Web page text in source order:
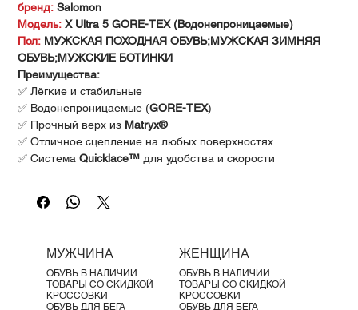
бренд: Salomon
Модель:X Ultra 5 GORE-TEX (Водонепроницаемые)
Пол: МУЖСКАЯ ПОХОДНАЯ ОБУВЬ;МУЖСКАЯ ЗИМНЯЯ
ОБУВЬ;МУЖСКИЕ БОТИНКИ
Преимущества:
✅ Лёгкие и стабильные
✅ Водонепроницаемые (GORE-TEX)
✅ Прочный верх из Matryx®
✅ Отличное сцепление на любых поверхностях
✅ СистемаQuicklace™ для удобства и скорости
кроссовки, придающие уверенность на маршрутах. Лёгкие
манёвренности на тропах: прочный верхMatryx®
долговечная подошва
Contagrip®для сцепления и
комфорта, а также анатомичная зона воротника для
МУЖЧИНА
ОБУВЬ В НАЛИЧИИ
ТОВАРЫ СО СКИДКОЙ
КРОССОВКИ
ОБУВЬ ДЛЯ БЕГА
ЖЕНЩИНА
ОБУВЬ В НАЛИЧИИ
ТОВАРЫ СО СКИДКОЙ
КРОССОВКИ
ОБУВЬ ДЛЯ БЕГА